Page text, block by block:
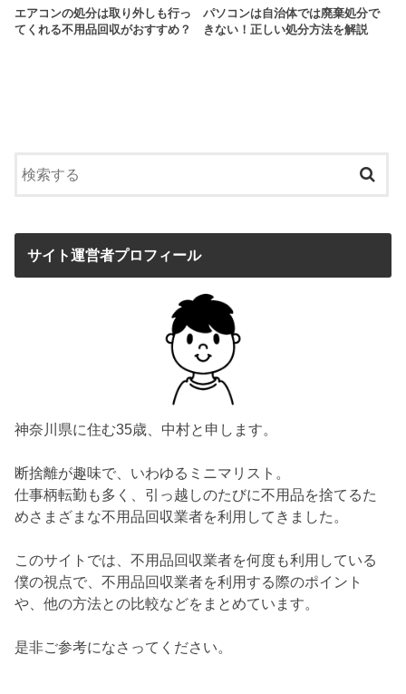
エアコンの処分は取り外しも行っ
てくれる不用品回収がおすすめ？
パソコンは自治体では廃棄処分で
きない！正しい処分方法を解説
サイト運営者プロフィール
神奈川県に住む35歳、中村と申します。
断捨離が趣味で、いわゆるミニマリスト。
仕事柄転勤も多く、引っ越しのたびに不用品を捨てるた
めさまざまな不用品回収業者を利用してきました。
このサイトでは、不用品回収業者を何度も利用している
僕の視点で、不用品回収業者を利用する際のポイント
や、他の方法との比較などをまとめています。
是非ご参考になさってください。